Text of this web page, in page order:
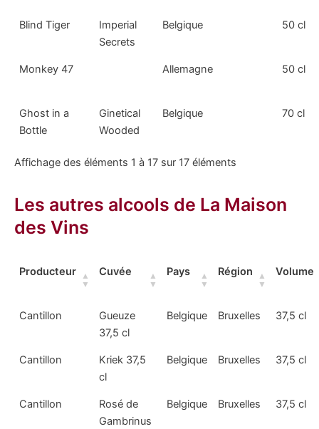
Blind Tiger
Imperial
Secrets
Belgique 50 cl
Monkey 47 Allemagne 50 cl
Ghost in a
Bottle
Ginetical
Wooded
Belgique 70 cl
Affichage des éléments 1 à 17 sur 17 éléments
Les autres alcools de La Maison
des Vins
Producteur Cuvée Pays Région Volume
Cantillon
Gueuze
37,5 cl
Belgique Bruxelles 37,5 cl
Cantillon
Kriek 37,5
cl
Belgique Bruxelles 37,5 cl
Cantillon
Rosé de
Gambrinus
Belgique Bruxelles 37,5 cl